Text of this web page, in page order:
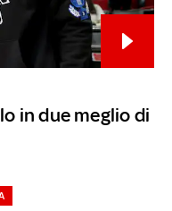
in due meglio di